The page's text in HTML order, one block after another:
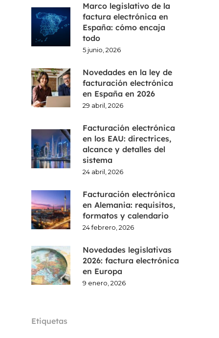
Marco legislativo de la
factura electrónica en
España: cómo encaja
todo
5 junio, 2026
Novedades en la ley de
facturación electrónica
en España en 2026
29 abril, 2026
Facturación electrónica
en los EAU: directrices,
alcance y detalles del
sistema
24 abril, 2026
Facturación electrónica
en Alemania: requisitos,
formatos y calendario
24 febrero, 2026
Novedades legislativas
2026: factura electrónica
en Europa
9 enero, 2026
Etiquetas